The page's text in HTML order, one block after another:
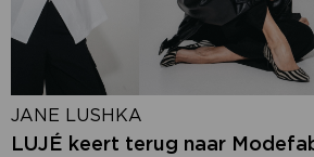
JANE LUSHKA
LUJÉ keert terug naar